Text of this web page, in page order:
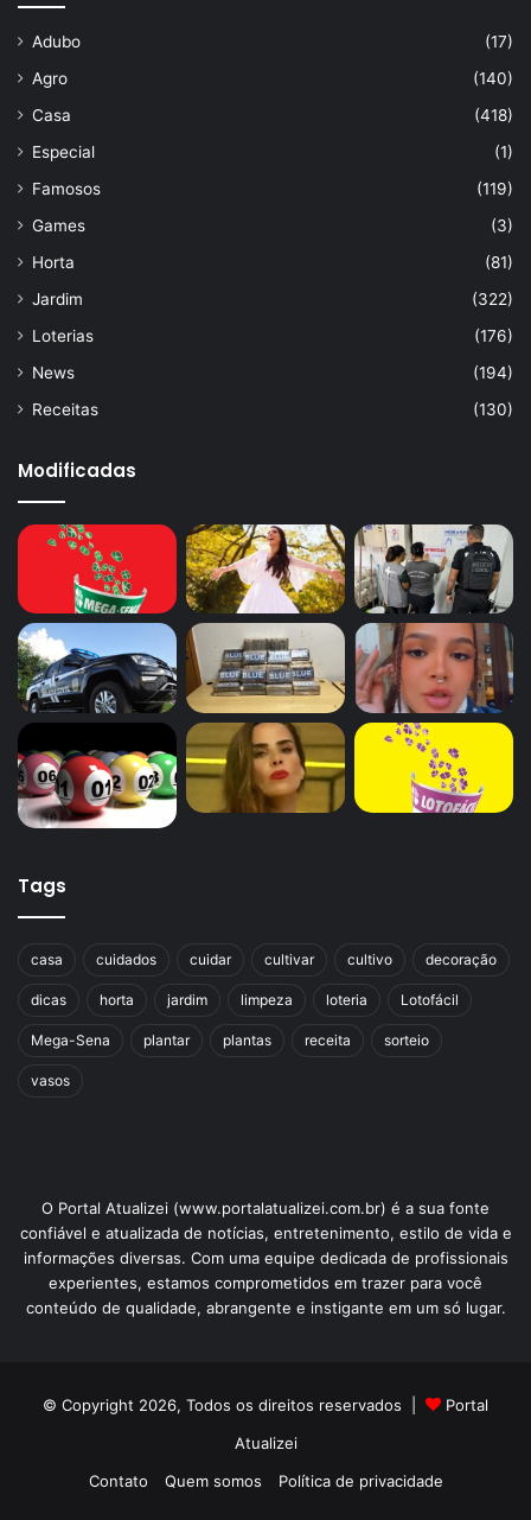
Adubo
(17)
Agro
(140)
Casa
(418)
Especial
(1)
Famosos
(119)
Games
(3)
Horta
(81)
Jardim
(322)
Loterias
(176)
News
(194)
Receitas
(130)
Modificadas
Tags
casa cuidados cuidar cultivar cultivo decoração
dicas horta jardim limpeza loteria Lotofácil
Mega-Sena plantar plantas receita sorteio
vasos
O Portal Atualizei (www.portalatualizei.com.br) é a sua fonte
confiável e atualizada de notícias, entretenimento, estilo de vida e
informações diversas. Com uma equipe dedicada de profissionais
experientes, estamos comprometidos em trazer para você
conteúdo de qualidade, abrangente e instigante em um só lugar.
© Copyright 2026, Todos os direitos reservados |
Portal
Atualizei
Contato
Quem somos Política de privacidade